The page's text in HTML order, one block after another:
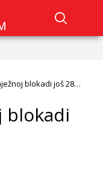
blokadi još 28
blokadi